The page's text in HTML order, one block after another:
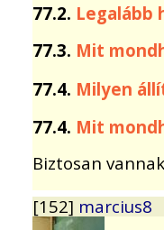
77.2. Legalább
77.3. Mit
77.4. Milyen
77.4. Mit
Biztosan
[152] marcius8